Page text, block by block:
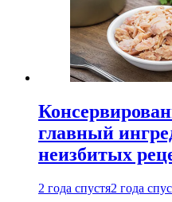
главный
неизбитых
2 года спустя2 года